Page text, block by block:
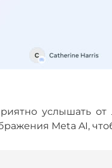
услышать от
Meta AI,